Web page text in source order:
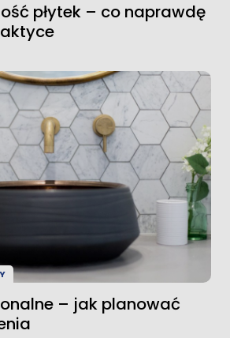
płytek – co naprawdę
– jak planować